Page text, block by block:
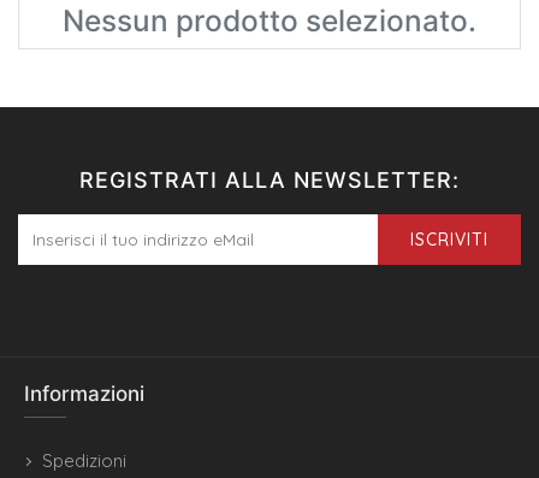
Nessun prodotto selezionato.
REGISTRATI ALLA NEWSLETTER:
ISCRIVITI
Informazioni
Spedizioni